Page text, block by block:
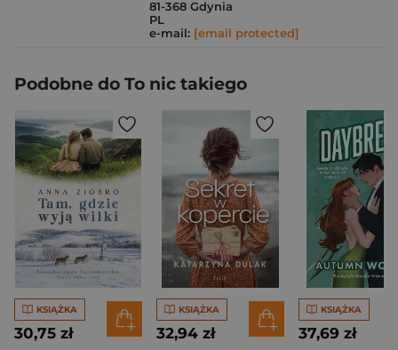
81-368 Gdynia
PL
e-mail: [email protected]
Podobne do To nic takiego
KSIĄŻKA
30,75 zł
KSIĄŻKA
32,94 zł
KSIĄŻKA
37,69 zł